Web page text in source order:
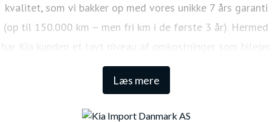
Læs mere
kvalitet, som vi bakker op med vores unikke 7 års garanti
(op til 150.000 km – men fri km i de første 3 år). Hermed
har Kia kunden et lavt niveau af omkostninger som bilejer.
Den lange garanti sikrer samtidig én af de højeste
restværdier i markedet.